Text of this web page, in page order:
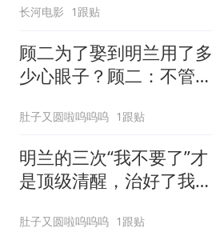
长河电影 1跟贴
顾二为了娶到明兰用了多
少心眼子？顾二：不管啥
肚子又圆啦呜呜呜 1跟贴
明兰的三次“我不要了”才
是顶级清醒，治好了我的
肚子又圆啦呜呜呜 1跟贴